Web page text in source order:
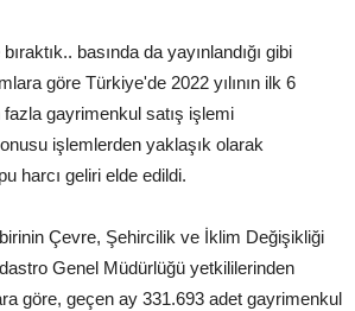
basında da yayınlandığı gibi
göre Türkiye'de 2022 yılının ilk 6
gayrimenkul satış işlemi
işlemlerden yaklaşık olarak
harcı geliri elde edildi.
Çevre, Şehircilik ve İklim Değişikliği
Genel Müdürlüğü yetkililerinden
göre, geçen ay 331.693 adet gayrimenkul